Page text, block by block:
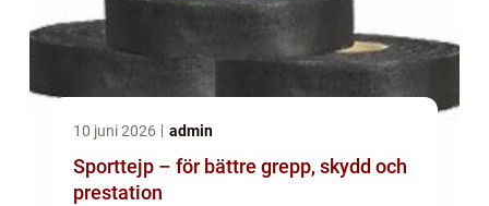
10 juni 2026 admin
Sporttejp – för bättre grepp, skydd och
prestation